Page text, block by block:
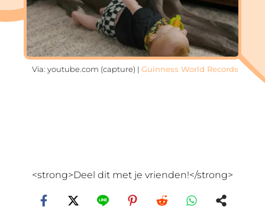
Via: youtube.com (capture) | Guinness World Records
<strong>Deel dit met je vrienden!</strong>